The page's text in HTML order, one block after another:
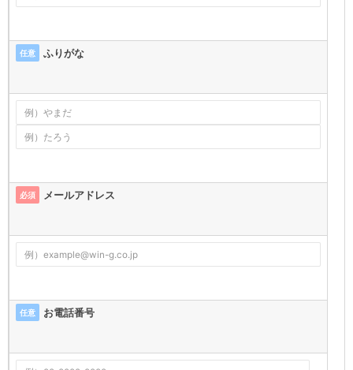
任意 ふりがな
必須 メールアドレス
任意 お電話番号